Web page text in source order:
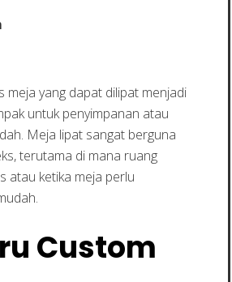
meja yang dapat dilipat menjadi
untuk penyimpanan atau
Meja lipat sangat berguna
terutama di mana ruang
atau ketika meja perlu
Custom